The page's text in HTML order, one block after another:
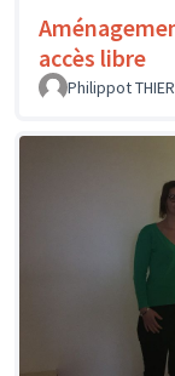
accès libre
Philippot